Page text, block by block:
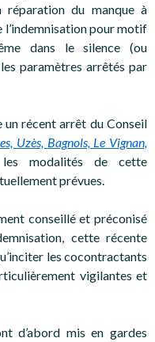
du manque à
l’indemnisation pour motif
dans le silence (ou
paramètres arrêtés par
un récent arrêt du Conseil
Uzès, Bagnols, Le Vignan,
modalités de cette
prévues.
conseillé et préconisé
cette récente
les cocontractants
vigilantes et
d’abord mis en gardes